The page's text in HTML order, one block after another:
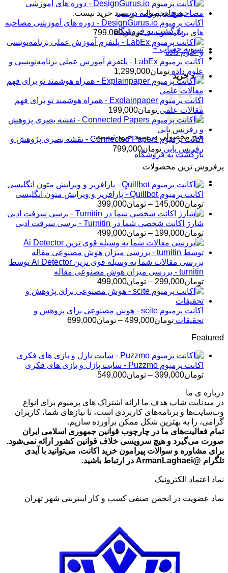
هیچ محصولی در سبد خرید نیست.
بازگشت به فروشگاه
تسویه حساب +
سبد خرید
هیچ محصولی در سبد خرید نیست.
بازگشت به فروشگاه
اکانت پرمیوم DesignGurus.io - دوره ‌های آموزشی مصاحبه
‌های برنامه نویسی تومان799,000
اکانت پرمیوم LabEx - پلتفرم آموزش عملی برنامه‌نویسی و
علوم داده تومان1,299,000
اکانت پرمیوم Explainpaper - همراه هوشمند تو برای فهم
مقالات علمی تومان199,000
اکانت پرمیوم Connected Papers - نقشه بصری پژوهش و
رفرنس یابی تومان799,000
پرفروش ترین محصولات
اکانت پرمیوم Quillbot - پارافریز و ویرایش متون انگلیسی
تومان145,000
– تومان399,000محدوده
قیمت:
تومان145,000
تا
تومان399,000
شارژ اکانت شخصی شما در Turnitin - برسی سرقت ادبی
تومان199,000
– تومان499,000محدوده
قیمت:
تومان199,000
تا
تومان499,000
بررسی مقالات شما به وسیله قوی ترین Ai Detector توسط
turnitin - بررسی میزان هوش مصنوعی مقاله
تومان299,000
– تومان499,000محدوده
قیمت:
تا
تومان499,000
اکانت پرمیوم scite - هوش مصنوعی برای پژوهش و
تحقیقات تومان499,000
– تومان699,000محدوده
تومان699,000
Featured
اکانت پرمیوم Puzzmo - سایت پازل و بازی های فکری
تومان399,000
– تومان549,000
تا
تومان549,000
درباره ی ما
در میدنایت شاپ هدف ما ارائه اشتراک های پرمیوم برای انواع
وب‌سایت‌ها و برنامه‌های کاربردی است، تا نیازهای شما، کاربران
گرامی، را به بهترین شکل ممکن برآورده سازیم.
تمام فعالیت‌های ما در چارچوب قوانین جمهوری اسلامی ایران
صورت می‌گیرد و هیچ سرویسی خلاف قوانین کشور ارائه نمی‌شود.
برای مشاوره و سوالات پیرامون خرید اکانت، می‌توانید با آیدی
تلگرام @ArmanLaghaei در ارتباط باشید.
نماد اعتماد الکترونیک
نماد عضویت در انجمن صنفی کسب و کار اینترنتی شهر تهران